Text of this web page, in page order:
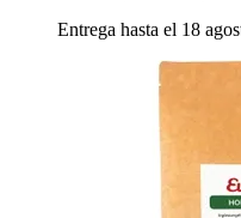
Entrega hasta el 18